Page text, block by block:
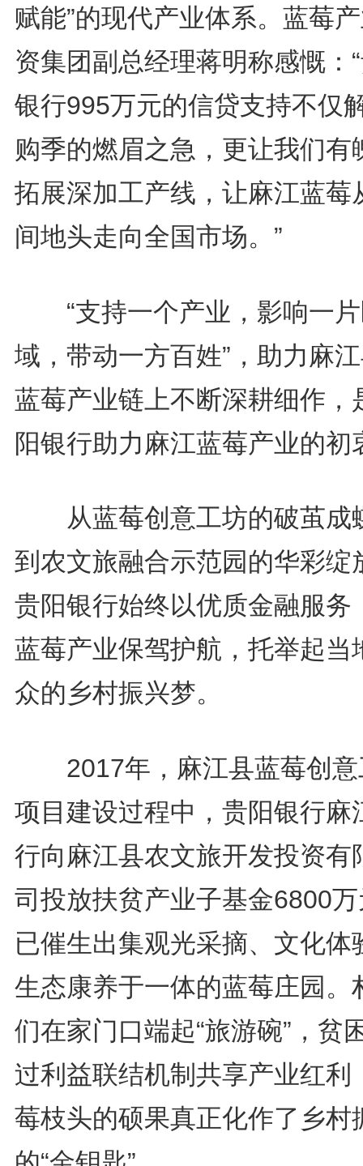
赋能”的现代产业体系。蓝莓
资集团副总经理蒋明称感慨：
银行995万元的信贷支持不仅
购季的燃眉之急，更让我们有
拓展深加工产线，让麻江蓝莓
间地头走向全国市场。”
“支持一个产业，影响一
域，带动一方百姓”，助力麻
蓝莓产业链上不断深耕细作，
阳银行助力麻江蓝莓产业的初
从蓝莓创意工坊的破茧成
到农文旅融合示范园的华彩绽
贵阳银行始终以优质金融服务
蓝莓产业保驾护航，托举起当
众的乡村振兴梦。
2017年，麻江县蓝莓创意
项目建设过程中，贵阳银行麻
行向麻江县农文旅开发投资有
司投放扶贫产业子基金6800
已催生出集观光采摘、文化体
生态康养于一体的蓝莓庄园。
们在家门口端起“旅游碗”，贫
过利益联结机制共享产业红利
莓枝头的硕果真正化作了乡村